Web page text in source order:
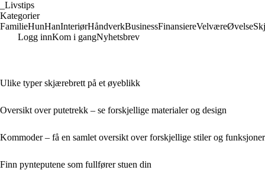
Livstips
Kategorier
FamilieHunHanInteriørHåndverkBusinessFinansiereVelværeØvelse
Logg innKom i gangNyhetsbrev
Ulike typer skjærebrett på et øyeblikk
Oversikt over putetrekk – se forskjellige materialer og design
Kommoder – få en samlet oversikt over forskjellige stiler og funksjoner
Finn pynteputene som fullfører stuen din